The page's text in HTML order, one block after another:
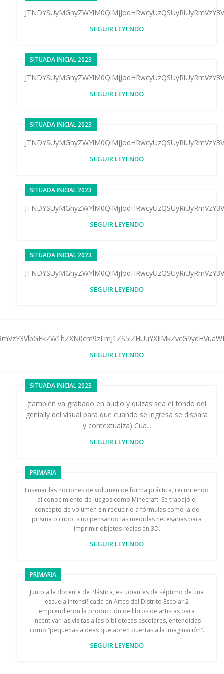
SEGUIR LEYENDO
SITUADA INICIAL 2023
SEGUIR LEYENDO
SITUADA INICIAL 2023
SEGUIR LEYENDO
SITUADA INICIAL 2023
SEGUIR LEYENDO
SITUADA INICIAL 2023
SEGUIR LEYENDO
SEGUIR LEYENDO
SITUADA INICIAL 2023
(también va grabado en audio y quizás sea el fondo del
genially del visual para que cuando se ingresa se dispara
y contextuaiza) Cua...
SEGUIR LEYENDO
PRIMARIA
Enseñar las nociones de volumen de forma práctica, recurriendo
al conocimiento de juegos como Minecraft. Se trabajó el
concepto de volumen sin reducirlo a fórmulas como la de
prisma o cubo, sino pensando las medidas necesarias para
imprimir objetos reales en 3D.
SEGUIR LEYENDO
PRIMARIA
Junto a la docente de Plástica, estudiantes de séptimo de una
escuela intensificada en Artes del Distrito Escolar 2
emprendieron la producción de libros de artistas para
incentivar las visitas a las bibliotecas escolares, entendidas
como “pequeñas aldeas que abren puertas a la imaginación”.
SEGUIR LEYENDO